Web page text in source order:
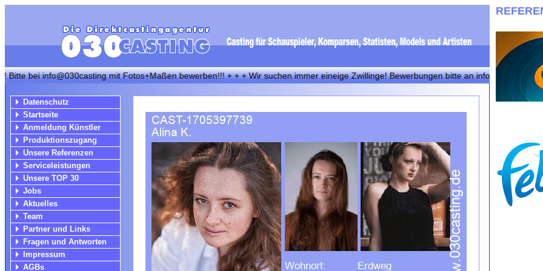
mit Fotos+Maßen bewerben!!! + + + Wir suchen immer eineige Zwillinge! Bewerbungen bitte an info@030casting.de + + +
Datenschutz
Startseite
Anmeldung Künstler
Produktionszugang
Unsere Referenzen
Serviceleistungen
Unsere TOP 30
Jobs
Aktuelles
Team
Partner und Links
Fragen und Antworten
Impressum
AGBs